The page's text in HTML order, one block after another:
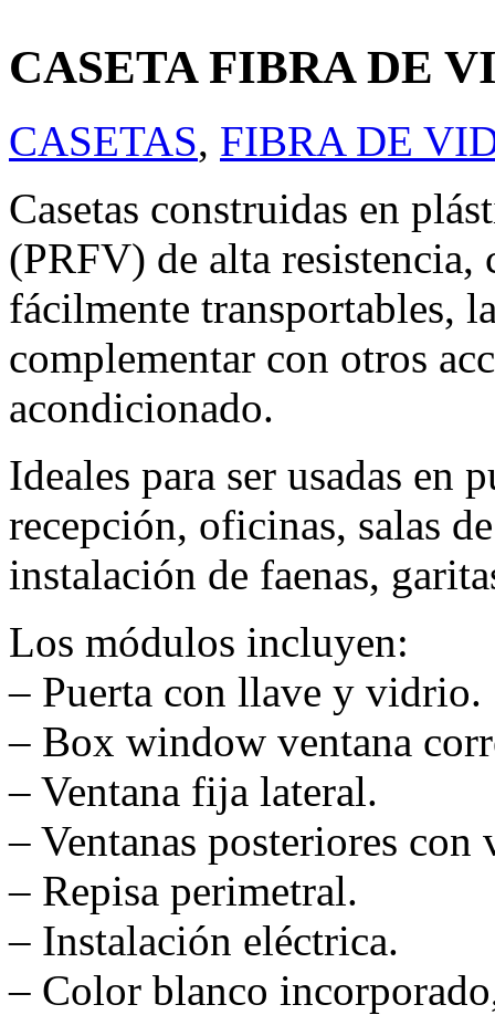
CASETA FIBRA DE
CASETAS, FIBRA DE
Casetas construidas en
(PRFV) de alta resistencia,
fácilmente transportables,
complementar con otros
acondicionado.
Ideales para ser usadas en
recepción, oficinas, salas
instalación de faenas,
Los módulos incluyen:
– Puerta con llave y vidrio.
– Box window ventana
– Ventana fija lateral.
– Ventanas posteriores
– Repisa perimetral.
– Instalación eléctrica.
– Color blanco